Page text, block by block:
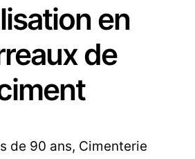
en
de
de 90 ans, Cimenterie